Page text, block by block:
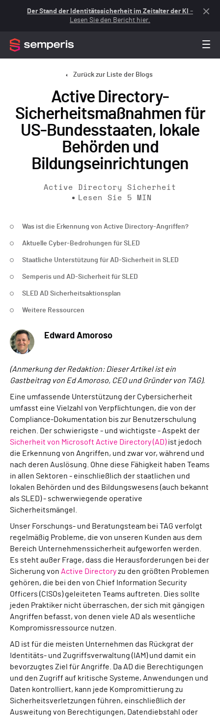
Der Stand der Identitätssicherheit im Zeitalter der KI –
Lesen Sie den Bericht hier.
Zurück zur Liste der Blogs
Active Directory-
Sicherheitsmaßnahmen für
US-Bundesstaaten, lokale
Behörden und
Bildungseinrichtungen
Active Directory Sicherheit
Lesen Sie
5 MIN
Was ist die Erkennung von Active Directory-Angriffen?
Aktuelle Cyber-Bedrohungen für SLED
Staatliche Unterstützung für AD-Sicherheit in SLED
Semperis und AD-Sicherheit für SLED
SLED AD Sicherheitsaktionsplan
Weitere Ressourcen
Edward Amoroso
(Anmerkung der Redaktion: Dieser Artikel ist ein
Gastbeitrag von Ed Amoroso, CEO und Gründer von TAG).
Eine umfassende Unterstützung der Cybersicherheit
umfasst eine Vielzahl von Verpflichtungen, die von der
Compliance-Dokumentation bis zur Benutzerschulung
reichen. Der schwierigste - und wichtigste - Aspekt der
Sicherheit von Microsoft Active Directory (AD)ist jedoch
die Erkennung von Angriffen, und zwar vor, während und
nach deren Auslösung. Ohne diese Fähigkeit haben Teams
in allen Sektoren - einschließlich der staatlichen und
lokalen Behörden und des Bildungswesens (auch bekannt
als SLED) - schwerwiegende operative
Sicherheitsmängel.
Unser Forschungs- und Beratungsteam bei TAG verfolgt
regelmäßig Probleme, die von unseren Kunden aus dem
Bereich Unternehmenssicherheit aufgeworfen werden.
Es steht außer Frage, dass die Herausforderungen bei der
Sicherung von Active Directoryzu den größten Problemen
gehören, die bei den von Chief Information Security
Officers (CISOs) geleiteten Teams auftreten. Dies sollte
jeden Praktiker nicht überraschen, der sich mit gängigen
Angriffen befasst, von denen viele AD als wesentliche
Kompromissressource nutzen.
AD ist für die meisten Unternehmen das Rückgrat der
Identitäts- und Zugriffsverwaltung (IAM) und damit ein
bevorzugtes Ziel für Angriffe. Da AD die Berechtigungen
und den Zugriff auf kritische Systeme, Anwendungen und
Daten kontrolliert, kann jede Kompromittierung zu
Sicherheitsverletzungen führen, einschließlich der
Ausweitung von Berechtigungen, Datendiebstahl oder